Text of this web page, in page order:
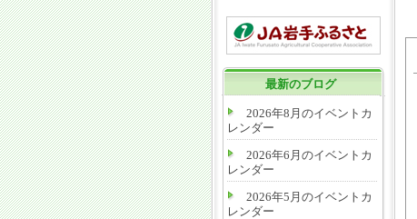
最新のブログ
2026年8月のイベントカ
レンダー
2026年6月のイベントカ
レンダー
2026年5月のイベントカ
レンダー